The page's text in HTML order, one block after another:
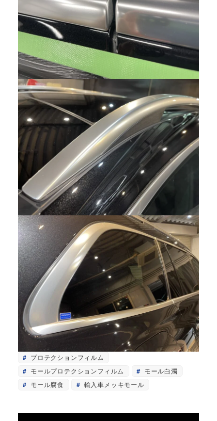
プロテクションフィルム
モールプロテクションフィルム
モール白濁
モール腐食
輸入車メッキモール